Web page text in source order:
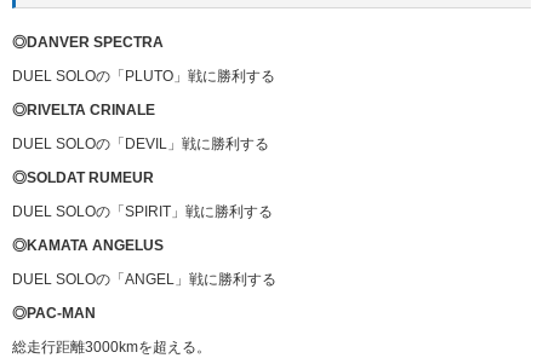
◎DANVER SPECTRA
DUEL SOLOの「PLUTO」戦に勝利する
◎RIVELTA CRINALE
DUEL SOLOの「DEVIL」戦に勝利する
◎SOLDAT RUMEUR
DUEL SOLOの「SPIRIT」戦に勝利する
◎KAMATA ANGELUS
DUEL SOLOの「ANGEL」戦に勝利する
◎PAC-MAN
総走行距離3000kmを超える。